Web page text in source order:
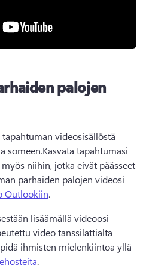
palojen
videosisällöstä
someen.Kasvata tapahtumasi
niihin, jotka eivät päässeet
parhaiden palojen videosi
Outlookiin.
lisäämällä videoosi
video tanssilattialta
ihmisten mielenkiintoa yllä
.